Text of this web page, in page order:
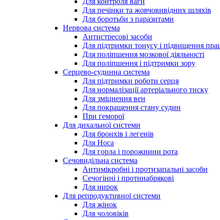
Для печінки та жовчовивідних шляхів
Для боротьби з паразитами
Нервова система
Антистресові засоби
Для підтримки тонусу і підвищення
Для поліпшення мозкової діяльності
Для поліпшення і підтримки зору
Серцево-судинна система
Для підтримки роботи серця
Для нормалізації артеріального тиску
Для зміцнення вен
Для покращення стану судин
При геморої
Для дихальної системи
Для бронхів і легенів
Для Носа
Для горла і порожнини рота
Сечовидільна система
Антимікробні і протизапальні засоби
Сечогінні і протинабрякові
Для нирок
Для репродуктивної системи
Для жінок
Для чоловіків